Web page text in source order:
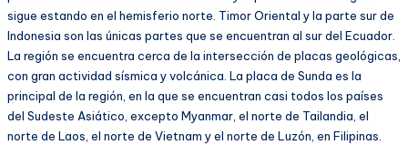
sigue estando en el hemisferio norte. Timor Oriental y la parte sur de
Indonesia son las únicas partes que se encuentran al sur del Ecuador.
La región se encuentra cerca de la intersección de placas geológicas,
con gran actividad sísmica y volcánica. La placa de Sunda es la
principal de la región, en la que se encuentran casi todos los países
del Sudeste Asiático, excepto Myanmar, el norte de Tailandia, el
norte de Laos, el norte de Vietnam y el norte de Luzón, en Filipinas.